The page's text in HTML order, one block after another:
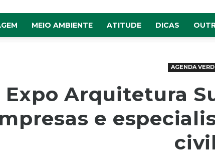
MEIO AMBIENTE ATITUDE DICAS
AGENDA
Expo Arquitetura
e